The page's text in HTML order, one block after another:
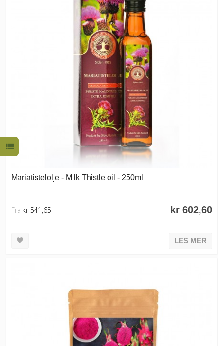
Mariatistelolje - Milk Thistle oil - 250ml
kr 602,60
Fra kr 541,65
LES MER